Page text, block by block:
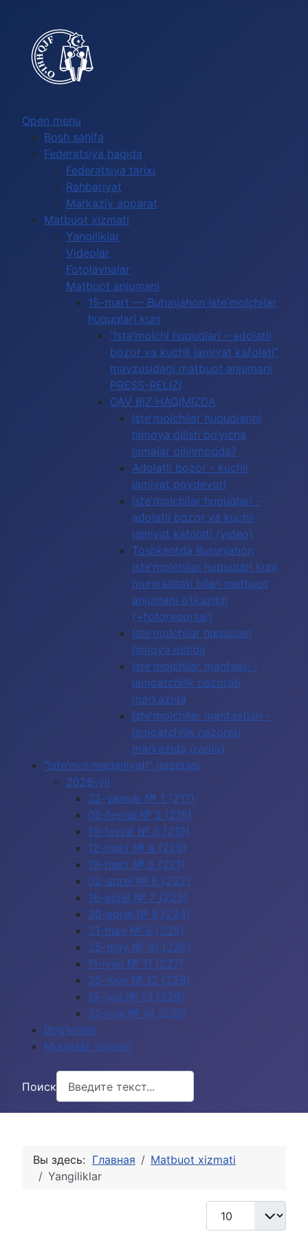
Open menu
Bosh sahifa
Federatsiya haqida
Federatsiya tarixi
Rahbariyat
Markaziy apparat
Matbuot xizmati
Yangiliklar
Videolar
Fotolavhalar
Matbuot anjumani
15-mart — Butunjahon iste’molchilar
huquqlari kuni
“Iste’molchi huquqlari – adolatli
bozor va kuchli jamiyat kafolati”
mavzusidagi matbuot anjumani
PRESS-RELIZI
OAV BIZ HAQIMIZDA
Iste'molchilar huquqlarini
himoya qilish bo‘yicha
nimalar qilinmoqda?
Adolatli bozor - kuchli
jamiyat poydevori
Iste'molchilar huquqlari -
adolatli bozor va kuchli
jamiyat kafolati (video)
Toshkentda Butunjahon
iste'molchilar huquqlari kuni
munosabati bilan matbuot
anjumani o‘tkazildi
(+fotoreportaj)
Iste’molchilar huquqlari
himoya ostida
Iste'molchilar manfaati -
jamoatchilik nazorati
markazida
Iste'molchilar manfaatlari -
jamoatchilik nazorati
markazida (radio)
"Iste’mol madaniyati" gazetasi
2026-yil
22-yanvar № 1 (217)
05-fevral № 2 (218)
19-fevral № 3 (219)
12-mart № 4 (220)
19-mart № 5 (221)
02-aprel № 6 (222)
16-aprel № 7 (223)
30-aprel № 8 (224)
21-may № 9 (225)
25-may № 10 (226)
11-iyun № 11 (227)
25-iyun № 12 (228)
15-iyul № 13 (229)
30-iyul № 14 (230)
Bog‘lanish
Murojaat yo‘llash
Поиск
Вы здесь: Главная
Matbuot xizmati
Yangiliklar
Кол-во строк: